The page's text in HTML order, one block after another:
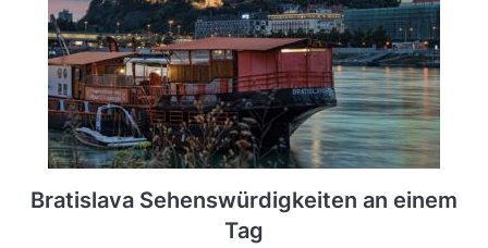
Bratislava Sehenswürdigkeiten an einem
Tag